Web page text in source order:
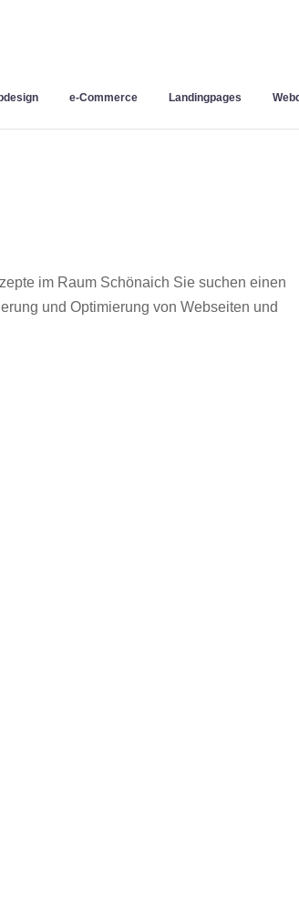
e-Commerce Landingpages
im Raum Schönaich Sie suchen einen
und Optimierung von Webseiten und